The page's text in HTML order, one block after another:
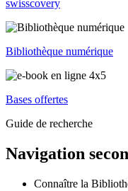
swisscovery
Bibliothèque numérique
Bases offertes
Guide de recherche
Navigation
Connaître la